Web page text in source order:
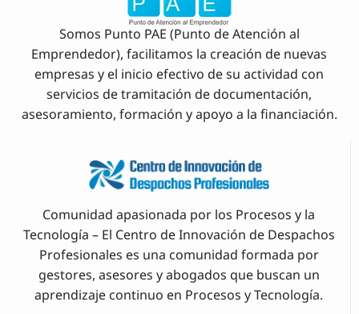
Somos Punto PAE (Punto de Atención al
Emprendedor), facilitamos la creación de nuevas
empresas y el inicio efectivo de su actividad con
servicios de tramitación de documentación,
asesoramiento, formación y apoyo a la financiación.
Comunidad apasionada por los Procesos y la
Tecnología – El Centro de Innovación de Despachos
Profesionales es una comunidad formada por
gestores, asesores y abogados que buscan un
aprendizaje continuo en Procesos y Tecnología.